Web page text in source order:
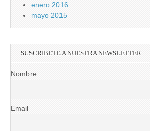
enero 2016
mayo 2015
SUSCRIBETE A NUESTRA NEWSLETTER
Nombre
Email